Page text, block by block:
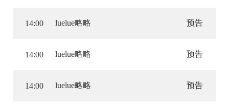
14:00 luelue略略 预告
14:00 luelue略略 预告
14:00 luelue略略 预告